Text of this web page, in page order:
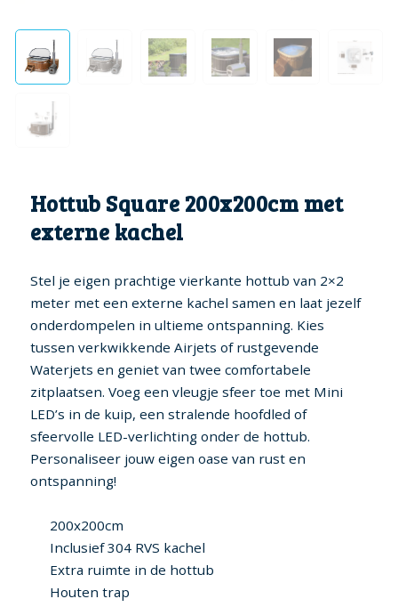
Hottub Square 200x200cm met
externe kachel
Stel je eigen prachtige vierkante hottub van 2×2
meter met een externe kachel samen en laat jezelf
onderdompelen in ultieme ontspanning. Kies
tussen verkwikkende Airjets of rustgevende
Waterjets en geniet van twee comfortabele
zitplaatsen. Voeg een vleugje sfeer toe met Mini
LED’s in de kuip, een stralende hoofdled of
sfeervolle LED-verlichting onder de hottub.
Personaliseer jouw eigen oase van rust en
ontspanning!
200x200cm
Inclusief 304 RVS kachel
Extra ruimte in de hottub
Houten trap